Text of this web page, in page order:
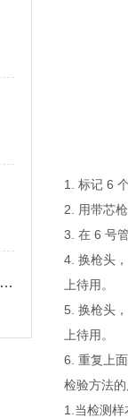
冻干型PCR试剂盒：常温运输与长期保存的技术突破
1. 标记 6
2. 用带芯
3. 在 6 号
4. 换枪头
上待用。
5. 换枪头
上待用。
6. 重复上
检验方法
1.当检测